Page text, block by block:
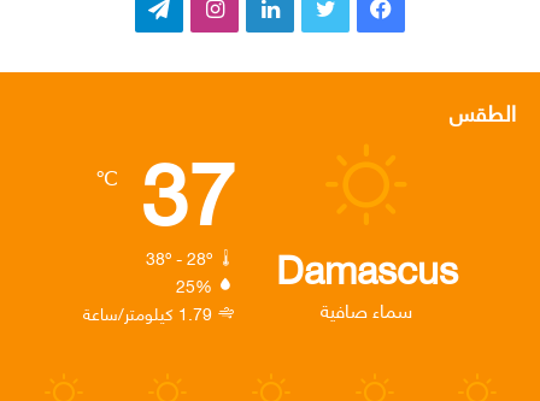
ب
و
ت
ق
ر
ا
ر
ا
الطقس
Damascus
سماء صافية
37
℃
38º - 28º
25%
1.79 كيلومتر/ساعة